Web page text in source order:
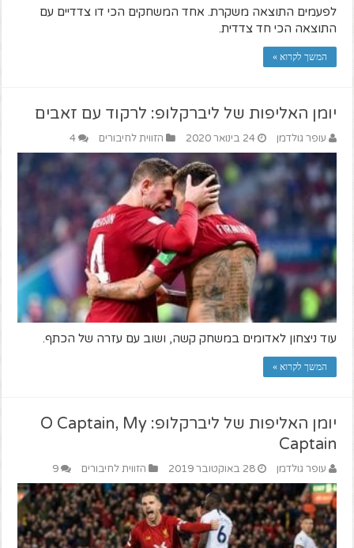
לפעמים התוצאה משקרת. אחד המשחקים הכי דו צדדיים עם
התוצאה הכי חד צדדית.
המשך לקרוא »
יומן האליפות של ליברקלופ: לרקוד עם זאבים
עופר גולדמן 24 בינואר 2020 הזווית לחיבורים 4
עוד ניצחון לאדומים במשחק קשה, ושוב עם עזרה של הכתף.
המשך לקרוא »
יומן האליפות של ליברקלופ: O Captain, My
Captain
עופר גולדמן 28 באוקטובר 2019 הזווית לחיבורים 9